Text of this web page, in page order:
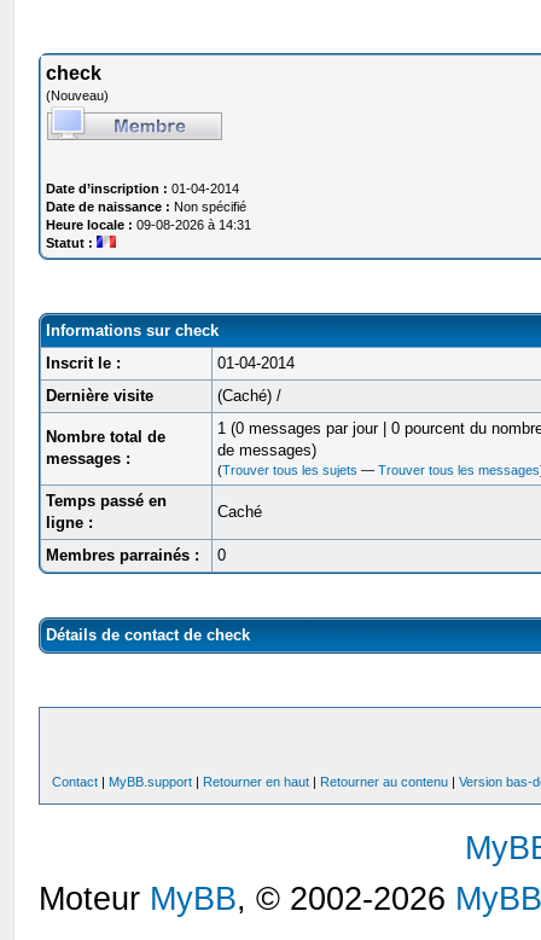
check
(Nouveau)
Date d’inscription : 01-04-2014
Date de naissance : Non spécifié
Heure locale : 09-08-2026 à 14:31
Statut :
Informations sur check
Inscrit le :
01-04-2014
Dernière visite
(Caché) /
Nombre total de
messages :
1 (0 messages par jour | 0 pourcent du
de messages)
(Trouver tous les sujets —Trouver tous les messages
Temps passé en
ligne :
Caché
Membres parrainés : 0
Détails de contact de check
Contact | MyBB.support | Retourner en haut | Retourner au contenu |Version bas-
Moteur MyBB, © 2002-2026